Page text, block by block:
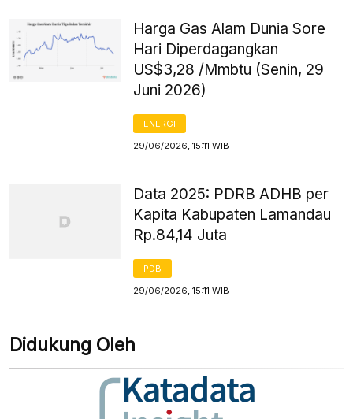
Harga Gas Alam Dunia Sore
Hari Diperdagangkan
US$3,28 /Mmbtu (Senin, 29
Juni 2026)
ENERGI
29/06/2026, 15:11 WIB
Data 2025: PDRB ADHB per
Kapita Kabupaten Lamandau
Rp.84,14 Juta
PDB
29/06/2026, 15:11 WIB
Didukung Oleh